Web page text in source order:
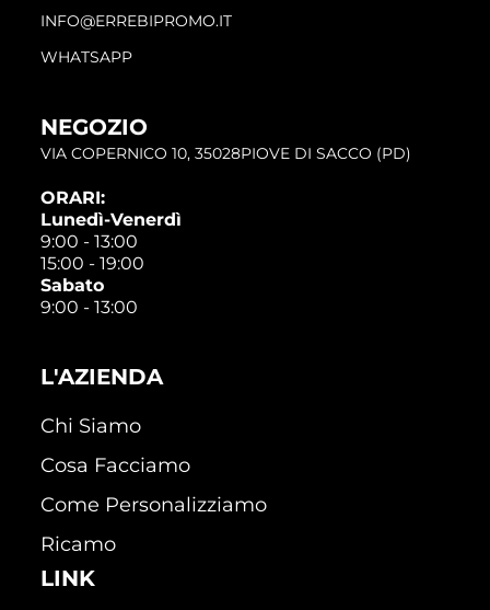
INFO@ERREBIPROMO.IT
WHATSAPP
NEGOZIO
VIA COPERNICO 10, 35028PIOVE DI SACCO (PD)
ORARI:
Lunedì-Venerdì
9:00 - 13:00
15:00 - 19:00
Sabato
9:00 - 13:00
L'AZIENDA
Chi Siamo
Cosa Facciamo
Come Personalizziamo
Ricamo
LINK